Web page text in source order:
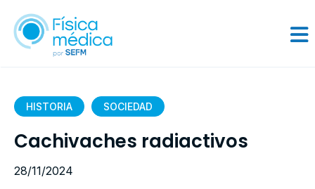
HISTORIA SOCIEDAD
Cachivaches radiactivos
28/11/2024